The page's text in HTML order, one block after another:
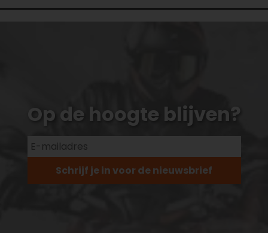
Op de hoogte blijven?
Schrijf je in voor de nieuwsbrief